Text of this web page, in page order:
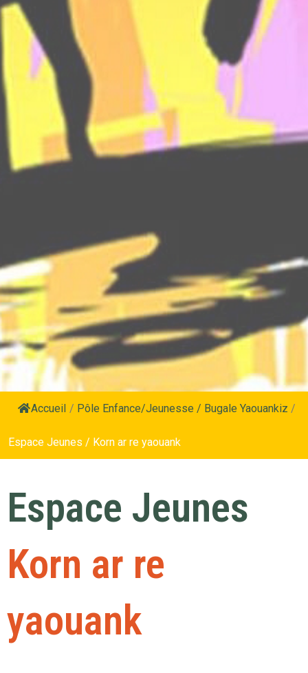
Accueil / Pôle Enfance/Jeunesse / Bugale Yaouankiz /
Espace Jeunes / Korn ar re yaouank
Espace Jeunes
Korn ar re
yaouank